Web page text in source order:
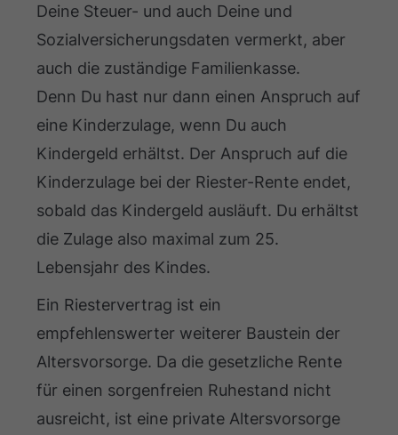
Deine Steuer- und auch Deine und
Sozialversicherungsdaten vermerkt, aber
auch die zuständige Familienkasse.
Denn Du hast nur dann einen Anspruch auf
eine Kinderzulage, wenn Du auch
Kindergeld erhältst. Der Anspruch auf die
Kinderzulage bei der Riester-Rente endet,
sobald das Kindergeld ausläuft. Du erhältst
die Zulage also maximal zum 25.
Lebensjahr des Kindes.
Ein Riestervertrag ist ein
empfehlenswerter weiterer Baustein der
Altersvorsorge. Da die gesetzliche Rente
für einen sorgenfreien Ruhestand nicht
ausreicht, ist eine private Altersvorsorge